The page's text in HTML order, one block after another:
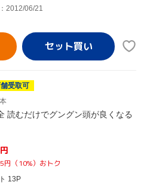
2012/06/21
受取可
読むだけでグングン頭が良くなる
円
円（10%）おトク
13P